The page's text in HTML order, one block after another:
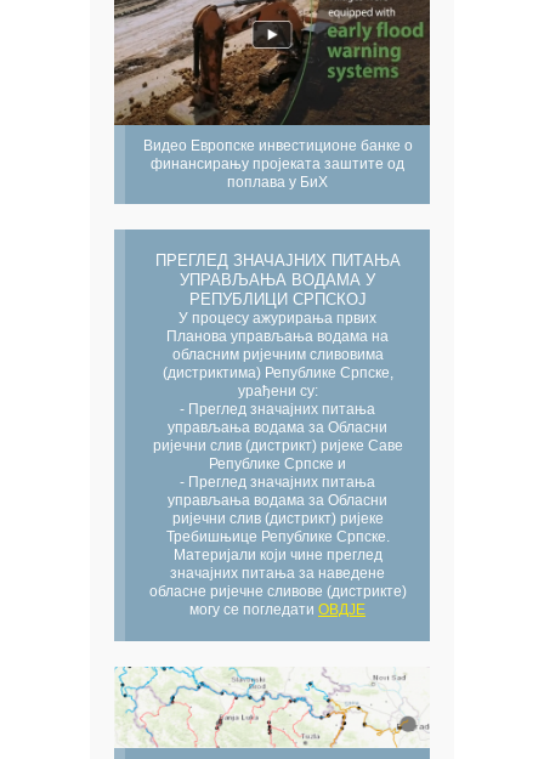
Видео Европске инвестиционе банке о
финансирању пројеката заштите од
поплава у БиХ
ПРЕГЛЕД ЗНАЧАЈНИХ ПИТАЊА
УПРАВЉАЊА ВОДАМА У
РЕПУБЛИЦИ СРПСКОЈ
У процесу ажурирања првих
Планова управљања водама на
обласним ријечним сливовима
(дистриктима) Републике Српске,
урађени су:
- Преглед значајних питања
управљања водама за Обласни
ријечни слив (дистрикт) ријеке Саве
Републике Српске и
- Преглед значајних питања
управљања водама за Обласни
ријечни слив (дистрикт) ријеке
Требишњице Републике Српске.
Материјали који чине преглед
значајних питања за наведене
обласне ријечне сливове (дистрикте)
могу се погледати ОВДЈЕ